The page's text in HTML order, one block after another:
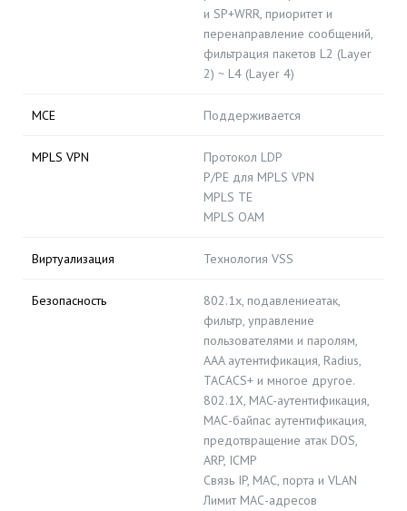
и SP+WRR, приоритет и
перенаправление сообщений,
фильтрация пакетов L2 (Layer
2) ~ L4 (Layer 4)
MCE Поддерживается
MPLS VPN
Протокол LDP
P/PE для MPLS VPN
MPLS TE
MPLS OAM
Виртуализация Технология VSS
Безопасность
802.1x, подавлениеатак,
фильтр, управление
пользователями и паролям,
AAA аутентификация, Radius,
TACACS+ и многое другое.
802.1X, MAC-аутентификация,
MAС-байпас аутентификация,
предотвращение атак DOS,
ARP, ICMP
Связь IP, MAC, порта и VLAN
Лимит МАС-адресов